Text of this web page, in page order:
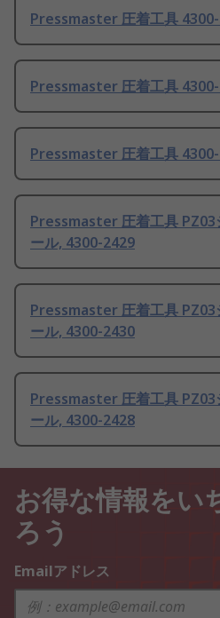
Pressmaster 圧着工具
Pressmaster 圧着工具
Pressmaster 圧着工具 4300-
Pressmaster 圧着工具 PZ03
ール, 4300-2429
Pressmaster 圧着工具 PZ03
ール, 4300-2430
Pressmaster 圧着工具 PZ03
ール, 4300-2428
お得な情報をい
ろう
Emailアドレス